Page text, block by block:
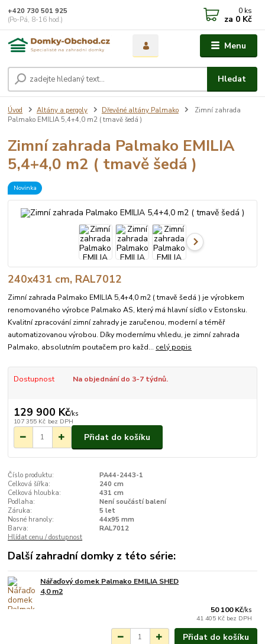
Menu
Hledat
+420 730 501 925
(Po-Pá, 8-16 hod.)
0 ks
za 0 Kč
Úvod Altány a pergoly Dřevěné altány Palmako
Zimní zahrada
Palmako EMILIA 5,4+4,0 m2 ( tmavě šedá )
Zimní zahrada Palmako EMILIA
5,4+4,0 m2 ( tmavě šedá )
Novinka
240x431 cm, RAL7012
Zimní zahrada Palmako EMILIA 5,4+4,0 m2 ( tmavě šedá ) je výrobkem
renomovaného výrobce Palmako AS, který má hlavní sídlo v Estonsku.
Kvalitní zpracování zimní zahrady je zaručenou, moderní a téměř
automatizovanou výrobou. Díky modernímu vhledu, je zimní zahrada
Palmako, absolutním poutačem pro každ... celý popis
Dostupnost Na objednání do 3-7 týdnů.
129 900 Kč/ks
107 355 Kč bez DPH
Přidat do košíku
Číslo produktu:
PA44-2443-1
Celková šířka:
240 cm
Celková hloubka:
431 cm
Podlaha:
Není součástí balení
Záruka:
5 let
Nosné hranoly:
44x95 mm
Barva:
RAL7012
Hlídat cenu / dostupnost
Další zahradní domky z této série:
Nářaďový domek Palmako EMILIA SHED
4,0 m2
50 100 Kč/ks
41 405 Kč bez DPH
Přidat do košíku